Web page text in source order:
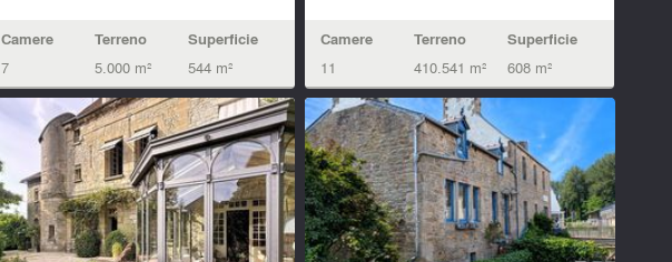
Camere
7
Terreno
5.000 m²
Superficie
544 m²
Camere
11
Terreno
410.541 m²
Superficie
608 m²